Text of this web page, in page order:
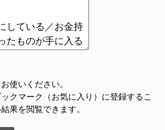
使いください。
クマーク（お気に入り）に登録するこ
果を閲覧できます。